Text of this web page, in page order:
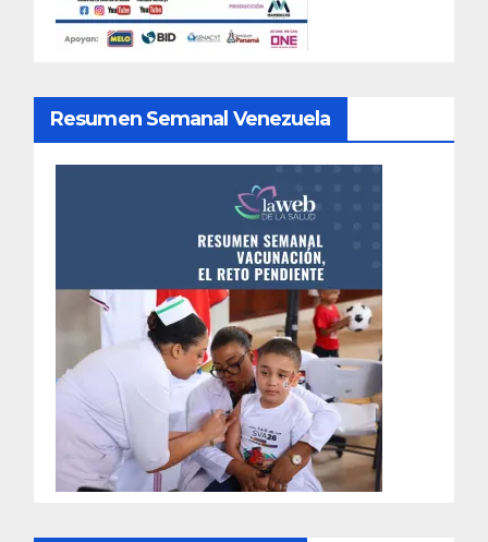
Resumen Semanal Venezuela